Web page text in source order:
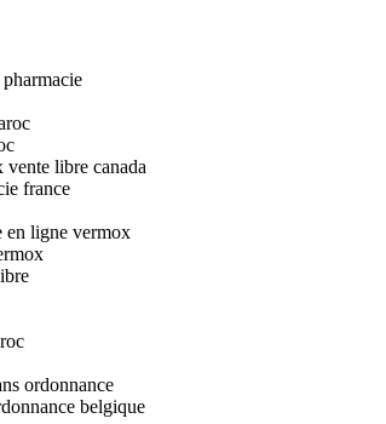
vente libre canada
france
en ligne vermox
ordonnance
belgique